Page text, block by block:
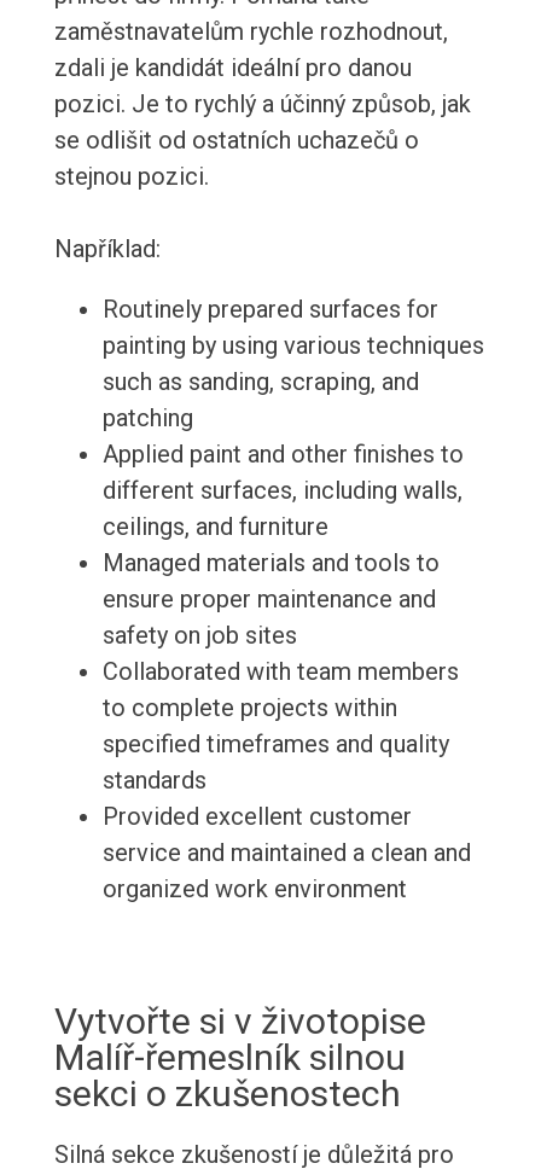
zaměstnavatelům rychle rozhodnout,
zdali je kandidát ideální pro danou
pozici. Je to rychlý a účinný způsob, jak
se odlišit od ostatních uchazečů o
stejnou pozici.
Například:
Routinely prepared surfaces for
painting by using various techniques
such as sanding, scraping, and
patching
Applied paint and other finishes to
different surfaces, including walls,
ceilings, and furniture
Managed materials and tools to
ensure proper maintenance and
safety on job sites
Collaborated with team members
to complete projects within
specified timeframes and quality
standards
Provided excellent customer
service and maintained a clean and
organized work environment
Vytvořte si v životopise
Malíř-řemeslník silnou
sekci o zkušenostech
Silná sekce zkušeností je důležitá pro